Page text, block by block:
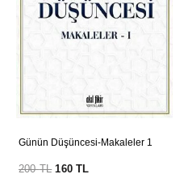
Günün Düşüncesi-Makaleler 1
200TL 160TL